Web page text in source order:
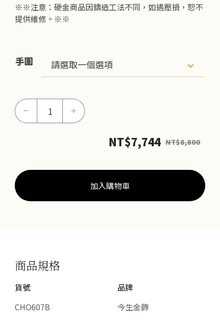
※※注意：硬金商品因鑄造工法不同，如遇壓損，恕不
提供維修。※※
手圍
－
珠
＋
NT$7,744 NT$8,800
加入購物車
商品規格
貨號
CHO607B
品牌
今生金飾